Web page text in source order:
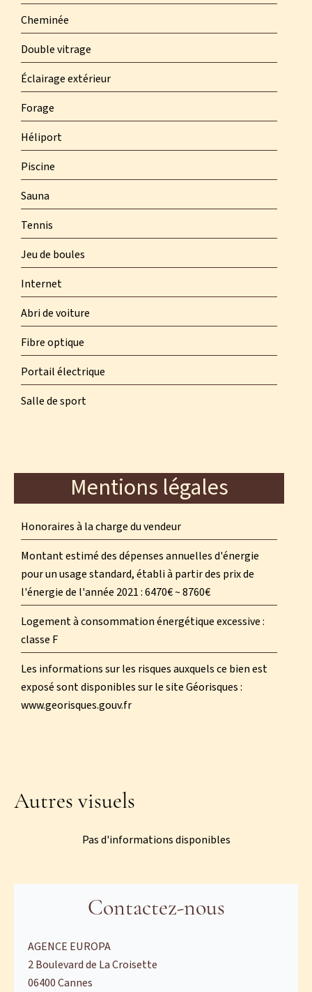
Cheminée
Double vitrage
Éclairage extérieur
Forage
Héliport
Piscine
Sauna
Tennis
Jeu de boules
Internet
Abri de voiture
Fibre optique
Portail électrique
Salle de sport
Mentions légales
Honoraires à la charge du vendeur
Montant estimé des dépenses annuelles d'énergie
pour un usage standard, établi à partir des prix de
l'énergie de l'année 2021 : 6470€ ~ 8760€
Logement à consommation énergétique excessive :
classe F
Les informations sur les risques auxquels ce bien est
exposé sont disponibles sur le site Géorisques :
www.georisques.gouv.fr
Autres visuels
Pas d'informations disponibles
Contactez-nous
AGENCE EUROPA
2 Boulevard de La Croisette
06400Cannes